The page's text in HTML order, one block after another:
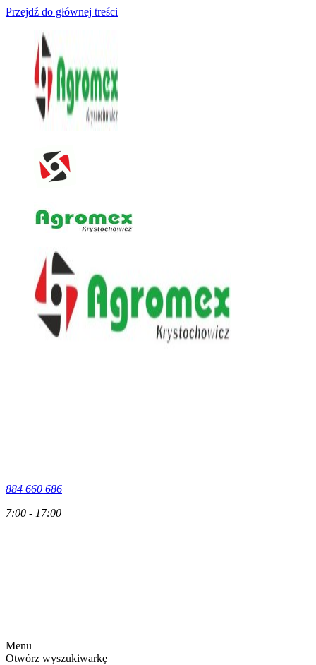
Przejdź do głównej treści
884 660 686
7:00 - 17:00
Menu
Otwórz wyszukiwarkę